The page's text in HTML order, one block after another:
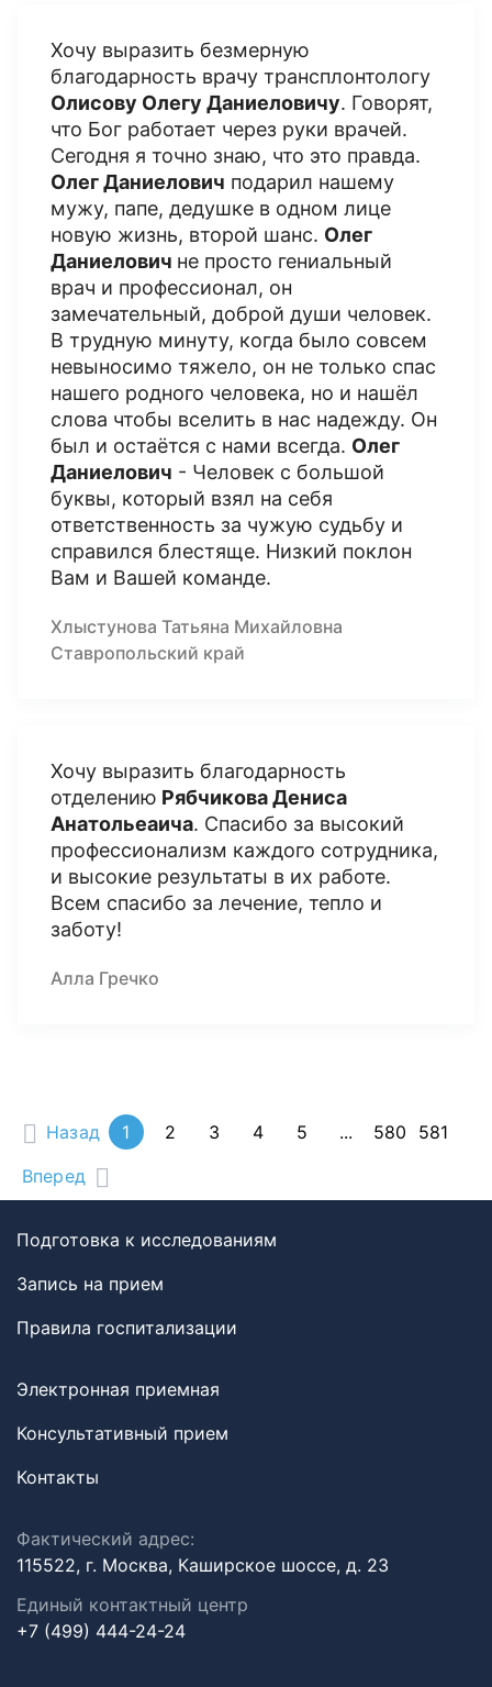
Хочу выразить безмерную
благодарность врачу трансплонтологу
Олисову Олегу Даниеловичу. Говорят,
что Бог работает через руки врачей.
Сегодня я точно знаю, что это правда.
Олег Даниелович подарил нашему
мужу, папе, дедушке в одном лице
новую жизнь, второй шанс. Олег
Даниелович не просто гениальный
врач и профессионал, он
замечательный, доброй души человек.
В трудную минуту, когда было совсем
невыносимо тяжело, он не только спас
нашего родного человека, но и нашёл
слова чтобы вселить в нас надежду. Он
был и остаётся с нами всегда. Олег
Даниелович - Человек с большой
буквы, который взял на себя
ответственность за чужую судьбу и
справился блестяще. Низкий поклон
Вам и Вашей команде.
Хлыстунова Татьяна Михайловна
Ставропольский край
Хочу выразить благодарность
отделению Рябчикова Дениса
Анатольеаича. Спасибо за высокий
профессионализм каждого сотрудника,
и высокие результаты в их работе.
Всем спасибо за лечение, тепло и
заботу!
Алла Гречко
Назад 1 2 3 4 5 ... 580
581
Вперед
Подготовка к исследованиям
Запись на прием
Правила госпитализации
Электронная приемная
Консультативный прием
Контакты
Фактический адрес:
115522, г. Москва, Каширское шоссе, д. 23
Единый контактный центр
+7 (499) 444-24-24